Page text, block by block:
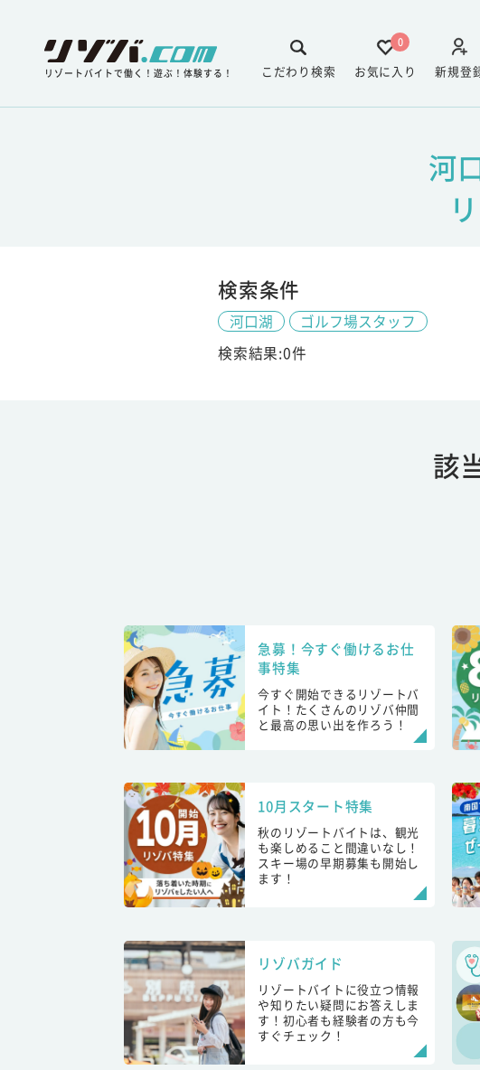
リゾートバイトで働く！遊ぶ！体験する！ 新規登
0
お気に入り
こだわり検索
河
検索条件
河口湖
ゴルフ場スタッフ
検索結果:0件
該
急募！今すぐ働けるお仕
事特集
今すぐ開始できるリゾートバ
イト！たくさんのリゾバ仲間
と最高の思い出を作ろう！
10月スタート特集
秋のリゾートバイトは、観光
も楽しめること間違いなし！
スキー場の早期募集も開始し
ます！
リゾバガイド
リゾートバイトに役立つ情報
や知りたい疑問にお答えしま
す！初心者も経験者の方も今
すぐチェック！